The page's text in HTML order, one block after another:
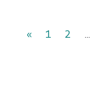
« 1 2 ...